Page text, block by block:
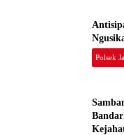
Polsek